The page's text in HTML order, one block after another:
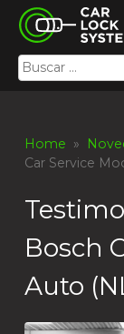
Skip
content
Car Lock
Car Lock Systems
Buscar:
Home »
Car Service
Bosch
Auto